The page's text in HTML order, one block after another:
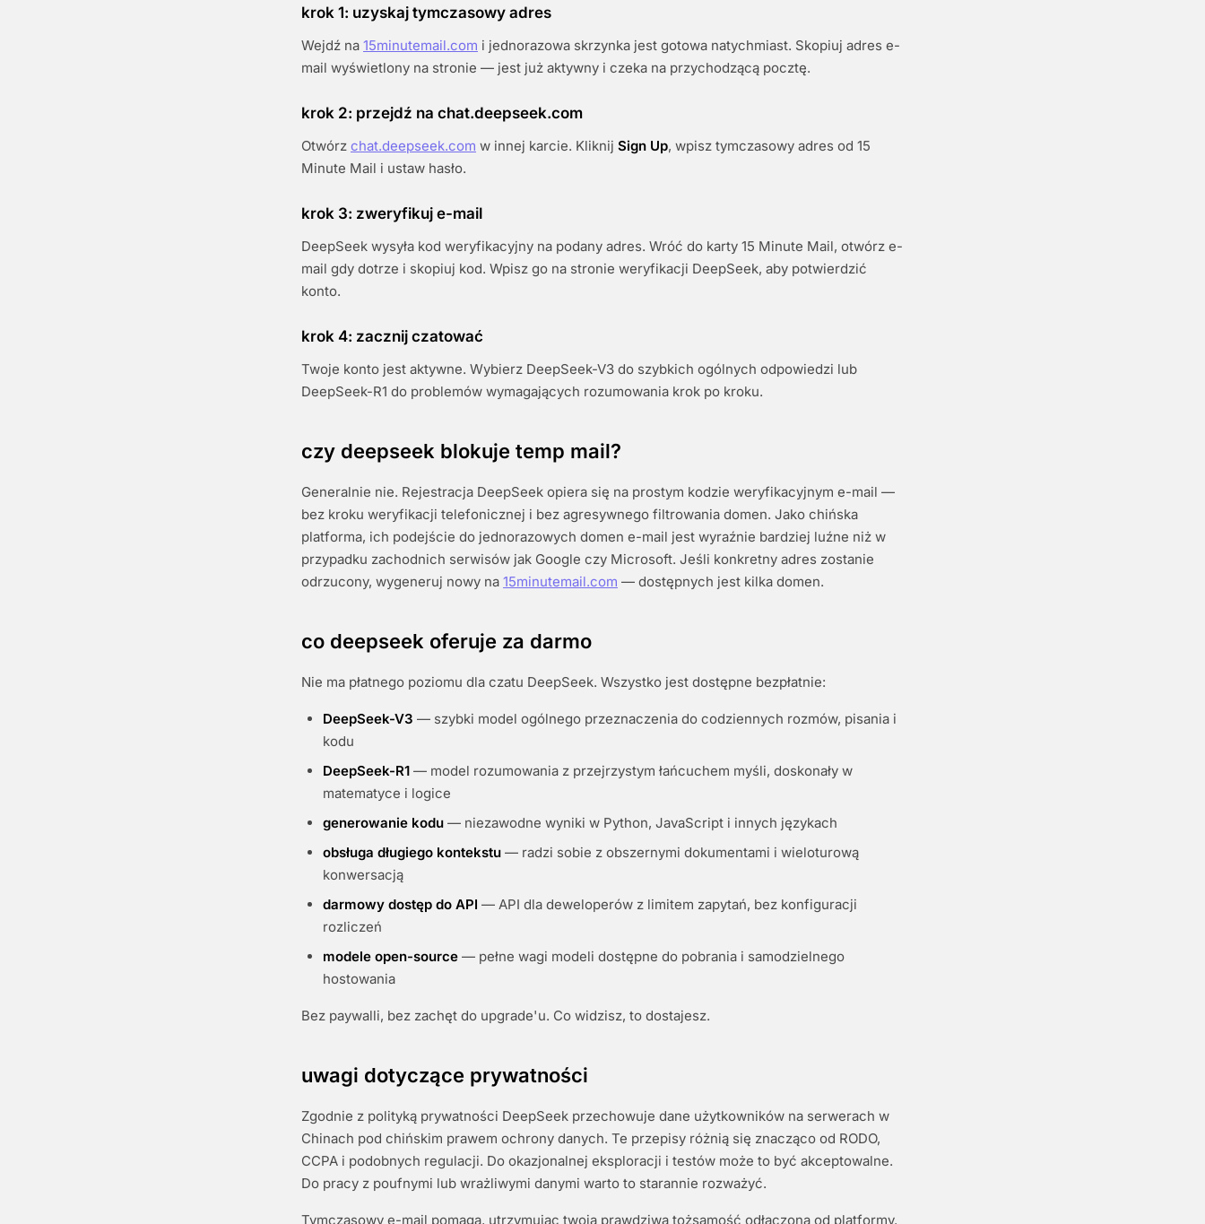
krok 1: uzyskaj tymczasowy adres
Wejdź na 15minutemail.com i jednorazowa skrzynka jest gotowa natychmiast. Skopiuj adres e-
mail wyświetlony na stronie — jest już aktywny i czeka na przychodzącą pocztę.
krok 2: przejdź na chat.deepseek.com
Otwórz chat.deepseek.com w innej karcie. Kliknij Sign Up, wpisz tymczasowy adres od 15
Minute Mail i ustaw hasło.
krok 3: zweryfikuj e-mail
DeepSeek wysyła kod weryfikacyjny na podany adres. Wróć do karty 15 Minute Mail, otwórz e-
mail gdy dotrze i skopiuj kod. Wpisz go na stronie weryfikacji DeepSeek, aby potwierdzić
konto.
krok 4: zacznij czatować
Twoje konto jest aktywne. Wybierz DeepSeek-V3 do szybkich ogólnych odpowiedzi lub
DeepSeek-R1 do problemów wymagających rozumowania krok po kroku.
czy deepseek blokuje temp mail?
Generalnie nie. Rejestracja DeepSeek opiera się na prostym kodzie weryfikacyjnym e-mail —
bez kroku weryfikacji telefonicznej i bez agresywnego filtrowania domen. Jako chińska
platforma, ich podejście do jednorazowych domen e-mail jest wyraźnie bardziej luźne niż w
przypadku zachodnich serwisów jak Google czy Microsoft. Jeśli konkretny adres zostanie
odrzucony, wygeneruj nowy na 15minutemail.com — dostępnych jest kilka domen.
co deepseek oferuje za darmo
Nie ma płatnego poziomu dla czatu DeepSeek. Wszystko jest dostępne bezpłatnie:
DeepSeek-V3 — szybki model ogólnego przeznaczenia do codziennych rozmów, pisania i
kodu
DeepSeek-R1 — model rozumowania z przejrzystym łańcuchem myśli, doskonały w
matematyce i logice
generowanie kodu — niezawodne wyniki w Python, JavaScript i innych językach
obsługa długiego kontekstu — radzi sobie z obszernymi dokumentami i wieloturową
konwersacją
darmowy dostęp do API — API dla deweloperów z limitem zapytań, bez konfiguracji
rozliczeń
modele open-source — pełne wagi modeli dostępne do pobrania i samodzielnego
hostowania
Bez paywalli, bez zachęt do upgrade'u. Co widzisz, to dostajesz.
uwagi dotyczące prywatności
Zgodnie z polityką prywatności DeepSeek przechowuje dane użytkowników na serwerach w
Chinach pod chińskim prawem ochrony danych. Te przepisy różnią się znacząco od RODO,
CCPA i podobnych regulacji. Do okazjonalnej eksploracji i testów może to być akceptowalne.
Do pracy z poufnymi lub wrażliwymi danymi warto to starannie rozważyć.
Tymczasowy e-mail pomaga, utrzymując twoją prawdziwą tożsamość odłączoną od platformy.